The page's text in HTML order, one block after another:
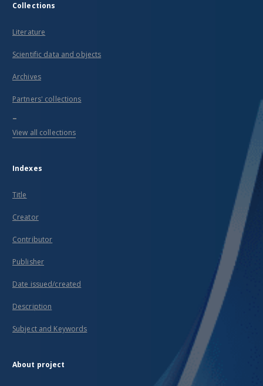
Collections
Literature
Scientific data and objects
Archives
Partners' collections
...
View all collections
Indexes
Title
Creator
Contributor
Publisher
Date issued/created
Description
Subject and Keywords
About project